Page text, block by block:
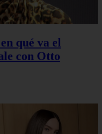
qué va el
con Otto